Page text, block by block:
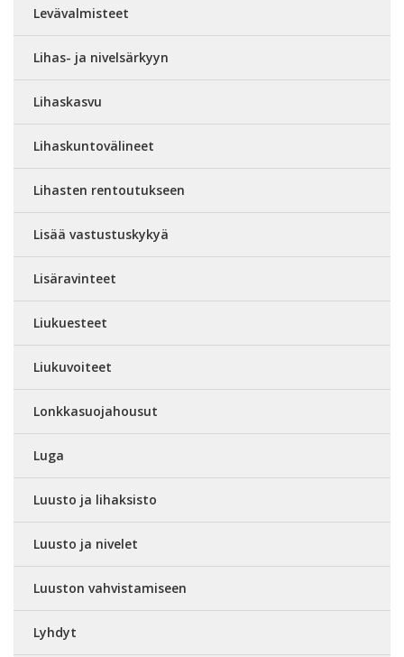
Levävalmisteet
Lihas- ja nivelsärkyyn
Lihaskasvu
Lihaskuntovälineet
Lihasten rentoutukseen
Lisää vastustuskykyä
Lisäravinteet
Liukuesteet
Liukuvoiteet
Lonkkasuojahousut
Luga
Luusto ja lihaksisto
Luusto ja nivelet
Luuston vahvistamiseen
Lyhdyt